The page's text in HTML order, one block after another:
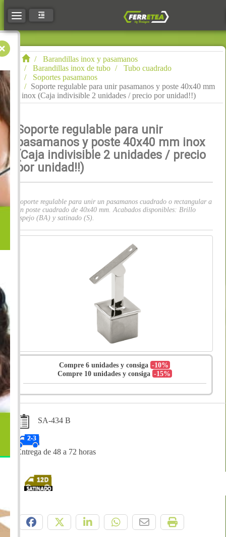
Toggle navigation
Barandillas inox y pasamanos
Barandillas inox de tubo
Tubo cuadrado
Soportes pasamanos
Soporte regulable para unir pasamanos y poste 40x40 mm
inox (Caja indivisible 2 unidades / precio por unidad!!)
Soporte regulable para unir
pasamanos y poste 40x40 mm inox
(Caja indivisible 2 unidades / precio
por unidad!!)
Soporte regulable para unir un pasamanos cuadrado o rectangular a
un poste cuadrado de 40x40 mm. Acabados disponibles: Brillo
espejo (BA) y satinado (S).
Compre 6 unidades y consiga-10%
Compre 10 unidades y consiga -15%
SA-434 B
Entrega de 48 a 72 horas